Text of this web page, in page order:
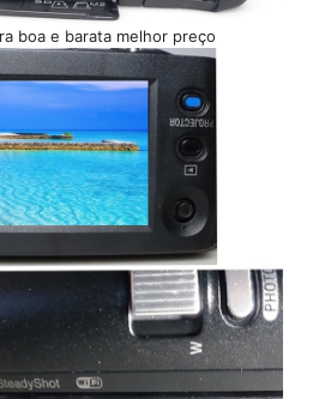
boa e barata melhor preço